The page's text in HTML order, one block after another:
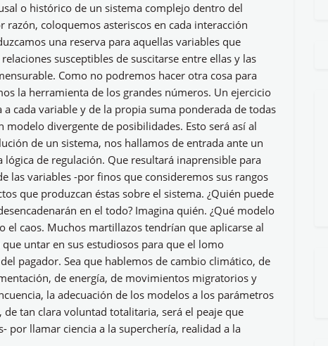
o histórico de un sistema complejo dentro del
coloquemos asteriscos en cada interacción
una reserva para aquellas variables que
susceptibles de suscitarse entre ellas y las
Como no podremos hacer otra cosa para
la herramienta de los grandes números. Un ejercicio
cada variable y de la propia suma ponderada de todas
divergente de posibilidades. Esto será así al
de un sistema, nos hallamos de entrada ante un
de regulación. Que resultará inaprensible para
las variables -por finos que consideremos sus rangos
que produzcan éstas sobre el sistema. ¿Quién puede
en el todo? Imagina quién. ¿Qué modelo
el caos. Muchos martillazos tendrían que aplicarse al
untar en sus estudiosos para que el lomo
pagador. Sea que hablemos de cambio climático, de
de energía, de movimientos migratorios y
la adecuación de los modelos a los parámetros
tan clara voluntad totalitaria, será el peaje que
por llamar ciencia a la superchería, realidad a la